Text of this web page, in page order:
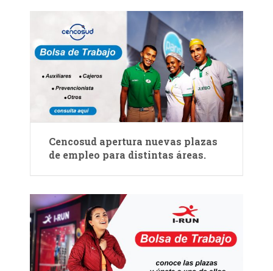
Cencosud apertura nuevas plazas
de empleo para distintas áreas.